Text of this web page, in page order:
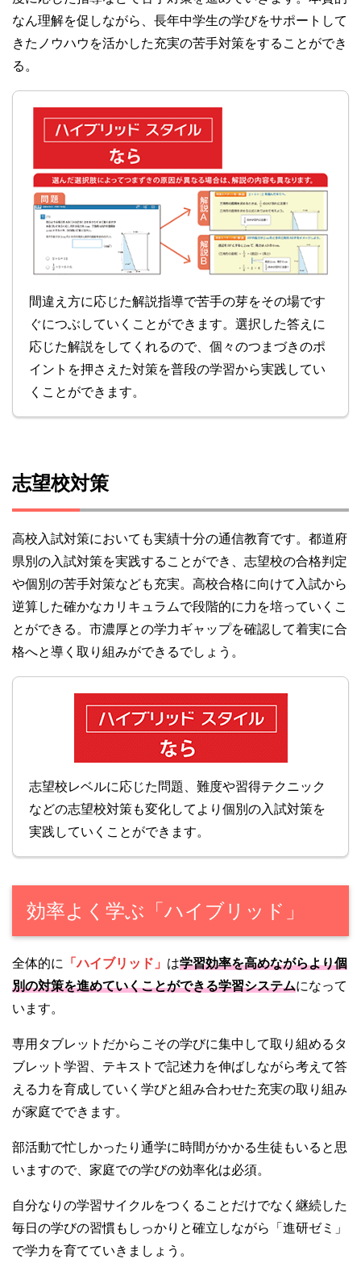
なん理解を促しながら、長年中学生の学びをサポートして
きたノウハウを活かした充実の苦手対策をすることができ
る。
間違え方に応じた解説指導で苦手の芽をその場です
ぐにつぶしていくことができます。選択した答えに
応じた解説をしてくれるので、個々のつまづきのポ
イントを押さえた対策を普段の学習から実践してい
くことができます。
志望校対策
高校入試対策においても実績十分の通信教育です。都道府
県別の入試対策を実践することができ、志望校の合格判定
や個別の苦手対策なども充実。高校合格に向けて入試から
逆算した確かなカリキュラムで段階的に力を培っていくこ
とができる。市濃厚との学力ギャップを確認して着実に合
格へと導く取り組みができるでしょう。
志望校レベルに応じた問題、難度や習得テクニック
などの志望校対策も変化してより個別の入試対策を
実践していくことができます。
効率よく学ぶ「ハイブリッド」
全体的に 「ハイブリッド」 は学習効率を高めながらより個
別の対策を進めていくことができる学習システムになって
います。
専用タブレットだからこその学びに集中して取り組めるタ
ブレット学習、テキストで記述力を伸ばしながら考えて答
える力を育成していく学びと組み合わせた充実の取り組み
が家庭でできます。
部活動で忙しかったり通学に時間がかかる生徒もいると思
いますので、家庭での学びの効率化は必須。
自分なりの学習サイクルをつくることだけでなく継続した
毎日の学びの習慣もしっかりと確立しながら「進研ゼミ」
で学力を育てていきましょう。